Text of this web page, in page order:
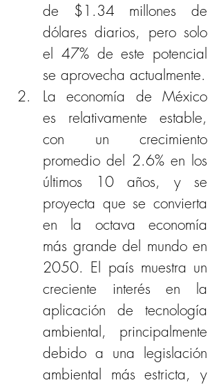
de $1.34 millones de
dólares diarios, pero solo
el 47% de este potencial
se aprovecha actualmente.
La economía de México
es relativamente estable,
con un crecimiento
promedio del 2.6% en los
últimos 10 años, y se
proyecta que se convierta
en la octava economía
más grande del mundo en
2050. El país muestra un
creciente interés en la
aplicación de tecnología
ambiental, principalmente
debido a una legislación
ambiental más estricta, y